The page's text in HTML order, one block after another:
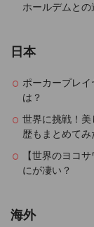
ホールデムとの
日本
ポーカープレイ
は？
世界に挑戦！美
歴もまとめてみ
【世界のヨコ
にが凄い？
海外